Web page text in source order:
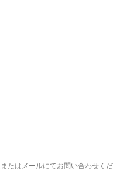
たはメールにてお問い合わせくだ